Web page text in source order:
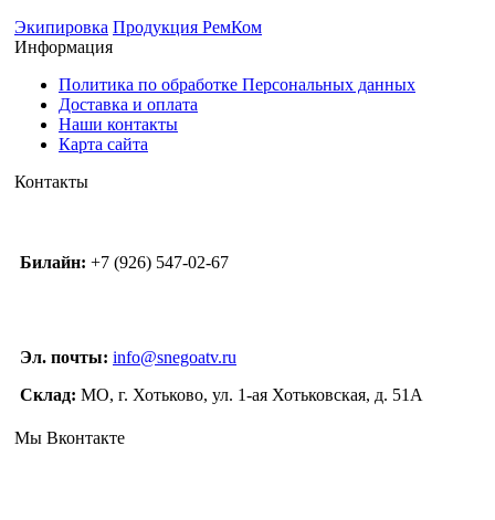
Экипировка Продукция РемКом
Информация
Политика по обработке Персональных данных
Доставка и оплата
Наши контакты
Карта сайта
Контакты
Билайн: +7 (926) 547-02-67
Эл. почты: info@snegoatv.ru
Склад: МО, г. Хотьково, ул. 1-ая Хотьковская, д. 51А
Мы Вконтакте